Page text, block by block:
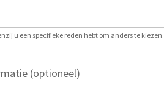
u een specifieke reden hebt om anders te kiezen.
(optioneel)